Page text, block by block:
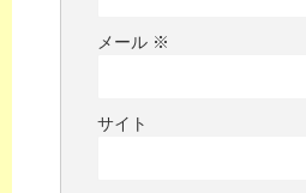
メール ※
サイト